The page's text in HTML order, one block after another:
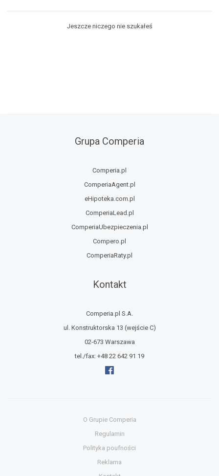
Jeszcze niczego nie szukałeś
Grupa Comperia
Comperia.pl
ComperiaAgent.pl
eHipoteka.com.pl
ComperiaLead.pl
ComperiaUbezpieczenia.pl
Compero.pl
ComperiaRaty.pl
Kontakt
Comperia.pl S.A.
ul. Konstruktorska 13 (wejście C)
02-673 Warszawa
tel./fax: +48 22 642 91 19
O Grupie Comperia
Regulamin
Polityka poufności
Reklama